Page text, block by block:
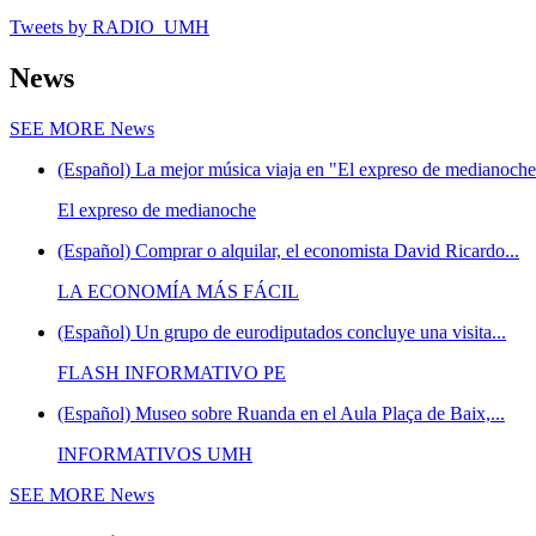
Tweets by RADIO_UMH
News
SEE MORE News
(Español) La mejor música viaja en "El expreso de
El expreso de medianoche
(Español) Comprar o alquilar, el economista David Ricardo...
LA ECONOMÍA MÁS FÁCIL
(Español) Un grupo de eurodiputados concluye una visita...
FLASH INFORMATIVO PE
(Español) Museo sobre Ruanda en el Aula Plaça de Baix,...
INFORMATIVOS UMH
SEE MORE News